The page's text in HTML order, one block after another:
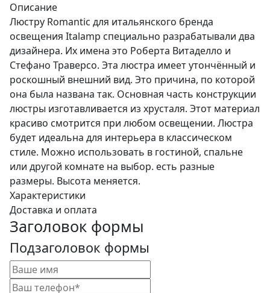
Описание
Люстру Romantic для итальянского бренда
освещения Italamp специально разрабатывали два
дизайнера. Их имена это Роберта Витаделло и
Стефано Траверсо. Эта люстра имеет утончённый и
роскошный внешний вид. Это причина, по которой
она была названа так. Основная часть конструкции
люстры изготавливается из хрусталя. Этот материал
красиво смотрится при любом освещении. Люстра
будет идеальна для интерьера в классическом
стиле. Можно использовать в гостиной, спальне
или другой комнате на выбор. есть разные
размеры. Высота меняется.
Характеристики
Доставка и оплата
Заголовок формы
Подзаголовок формы